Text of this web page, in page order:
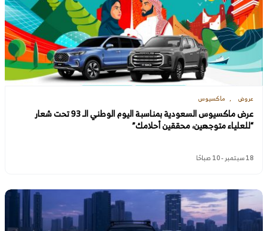
عروض ماكسيوس
عرض ماكسيوس السعودية بمناسبة اليوم الوطني الـ 93 تحت شعار
“للعلياء متوجهين، محققين أحلامك”
18 سبتمبر - 10 صباحًا